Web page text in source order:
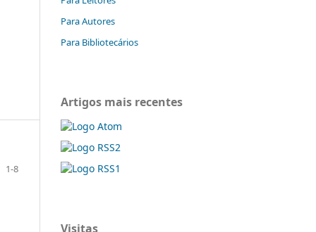
1-8
Para Autores
Para Bibliotecários
Artigos mais recentes
Visitas